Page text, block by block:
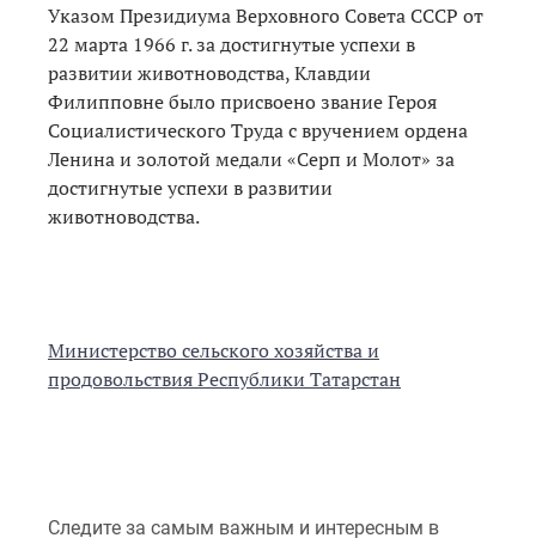
Указом Президиума Верховного Совета СССР от
22 марта 1966 г. за достигнутые успехи в
развитии животноводства, Клавдии
Филипповне было присвоено звание Героя
Социалистического Труда с вручением ордена
Ленина и золотой медали «Серп и Молот» за
достигнутые успехи в развитии
животноводства.
Министерство сельского хозяйства и
продовольствия Республики Татарстан
Следите за самым важным и интересным в